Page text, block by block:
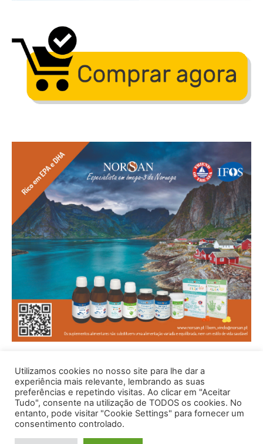
Utilizamos cookies no nosso site para lhe dar a
experiência mais relevante, lembrando as suas
preferências e repetindo visitas. Ao clicar em "Aceitar
Tudo", consente na utilização de TODOS os cookies. No
entanto, pode visitar "Cookie Settings" para fornecer um
consentimento controlado.